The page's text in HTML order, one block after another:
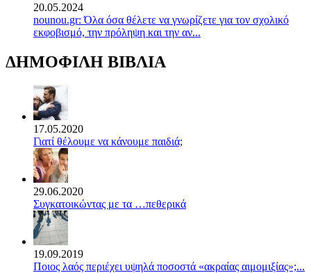
20.05.2024
nounou.gr: Όλα όσα θέλετε να γνωρίζετε για τον σχολικό
εκφοβισμό, την πρόληψη και την αν...
ΔΗΜΟΦΙΛΗ ΒΙΒΛΙΑ
17.05.2020
Γιατί θέλουμε να κάνουμε παιδιά;
29.06.2020
Συγκατοικώντας με τα …πεθερικά
19.09.2019
Ποιος λαός περιέχει υψηλά ποσοστά «ακραίας αιμομιξίας»;...